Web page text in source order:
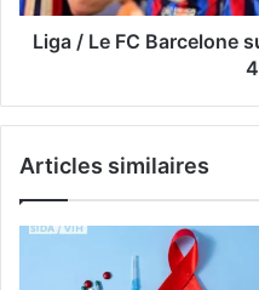
Liga / Le FC Barcelone
Articles similaires